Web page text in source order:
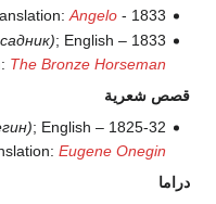
1833 -
Angelo
1833 –
; English
The Bronze Horseman
قصص شعرية
1825-32 –
; English
Eugene Onegin
دراما